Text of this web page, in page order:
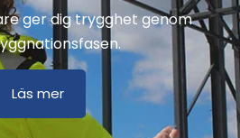
ger dig trygghet genom
Läs mer